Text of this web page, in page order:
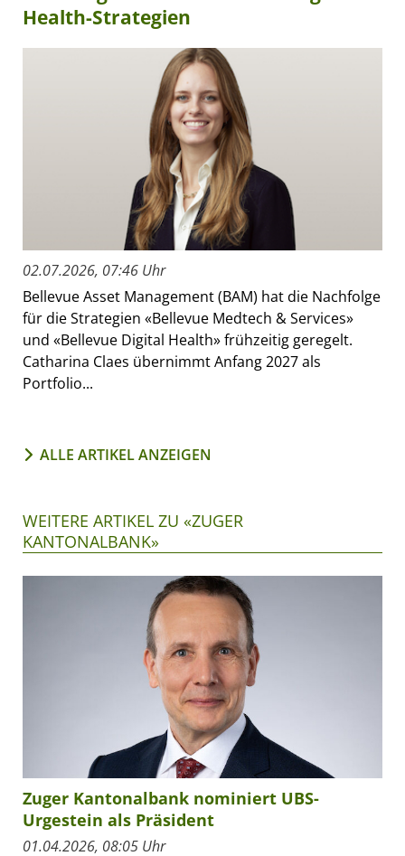
Health-Strategien
02.07.2026, 07:46 Uhr
Bellevue Asset Management (BAM) hat die Nachfolge
für die Strategien «Bellevue Medtech & Services»
und «Bellevue Digital Health» frühzeitig geregelt.
Catharina Claes übernimmt Anfang 2027 als
Portfolio...
ALLE ARTIKEL ANZEIGEN
WEITERE ARTIKEL ZU «ZUGER
KANTONALBANK»
Zuger Kantonalbank nominiert UBS-
Urgestein als Präsident
01.04.2026, 08:05 Uhr